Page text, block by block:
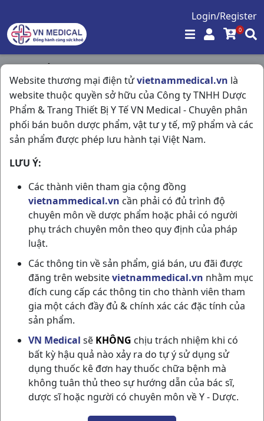
Login/Register
0
Website thương mại điện tửvietnammedical.vn là
website thuộc quyền sở hữu của Công ty TNHH Dược
Phẩm & Trang Thiết Bị Y Tế VN Medical - Chuyên phân
phối bán buôn dược phẩm, vật tư y tế, mỹ phẩm và các
sản phẩm được phép lưu hành tại Việt Nam.
LƯU Ý:
Các thành viên tham gia cộng đồng
vietnammedical.vn cần phải có đủ trình độ
chuyên môn về dược phẩm hoặc phải có người
phụ trách chuyên môn theo quy định của pháp
luật.
Các thông tin về sản phẩm, giá bán, ưu đãi được
đăng trên websitevietnammedical.vn nhằm mục
đích cung cấp các thông tin cho thành viên tham
gia một cách đầy đủ & chính xác các đặc tính của
sản phẩm.
VN Medical sẽ KHÔNG chịu trách nhiệm khi có
bất kỳ hậu quả nào xảy ra do tự ý sử dụng sử
dụng thuốc kê đơn hay thuốc chữa bệnh mà
không tuân thủ theo sự hướng dẫn của bác sĩ,
dược sĩ hoặc người có chuyên môn về Y - Dược.
Trang chủ / Kháng Viêm - Kháng Histamin /
Lorastad D H30vn Stellapharm
LORASTAD D H30VN STELLAPHARM
NSX:Stellapharm
Nhóm hàng:Kháng Viêm - Kháng
Histamin,